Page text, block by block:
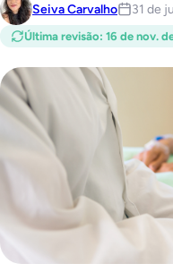
Seiva Carvalho 31 de
Última revisão: 16 de nov.